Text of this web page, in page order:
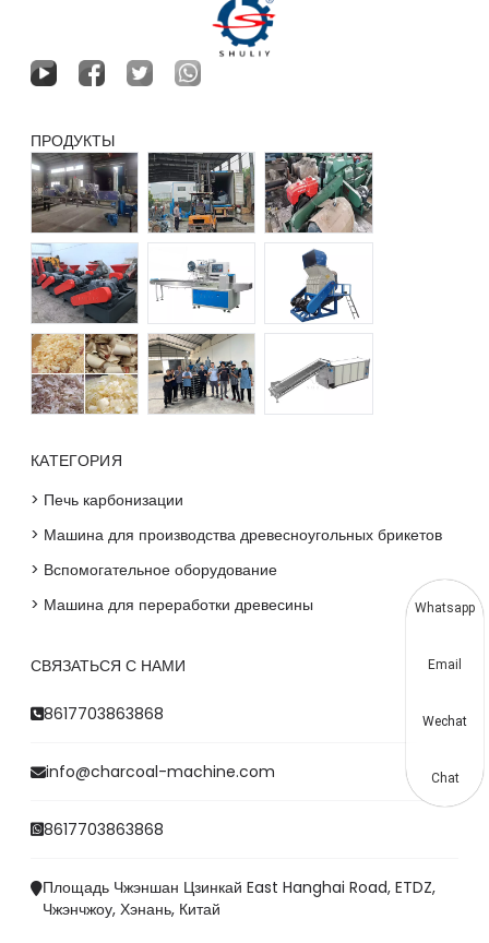
ПРОДУКТЫ
КАТЕГОРИЯ
> Печь карбонизации
> Машина для производства древесноугольных брикетов
> Вспомогательное оборудование
> Машина для переработки древесины
СВЯЗАТЬСЯ С НАМИ
8617703863868
info@charcoal-machine.com
8617703863868
Площадь Чжэншан Цзинкай East Hanghai Road, ETDZ,
Чжэнчжоу, Хэнань, Китай
Whatsapp
Email
Wechat
Chat